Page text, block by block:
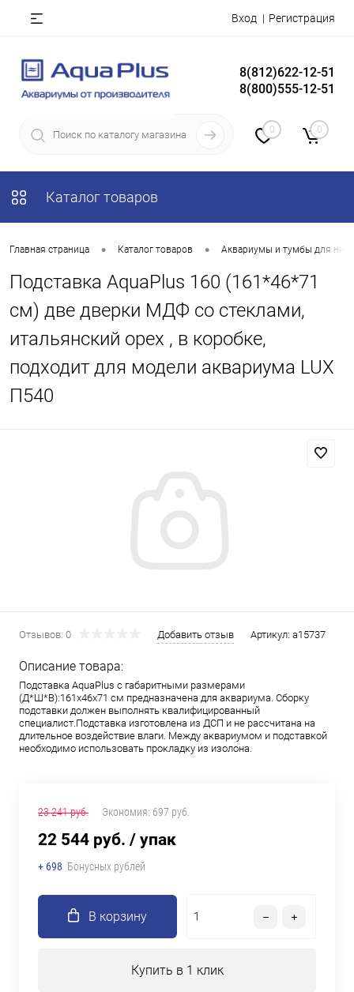
Вход Регистрация
8(812)622-12-51
8(800)555-12-51
0 0
Каталог товаров
Главная страница • Каталог товаров • Аквариумы и тумбы для них
Подставка AquaPlus 160 (161*46*71
см) две дверки МДФ со стеклами,
итальянский орех , в коробке,
подходит для модели аквариума LUX
П540
Отзывов: 0 Добавить отзыв Артикул: a15737
Описание товара:
Подставка AquaPlus с габаритными размерами
(Д*Ш*В):161x46x71 см предназначена для аквариума. Сборку
подставки должен выполнять квалифицированный
специалист.Подставка изготовлена из ДСП и не рассчитана на
длительное воздействие влаги. Между аквариумом и подставкой
необходимо использовать прокладку из изолона.
23 241 руб. Экономия: 697 руб.
22 544 руб. / упак
+ 698 Бонусных рублей
В корзину
Купить в 1 клик